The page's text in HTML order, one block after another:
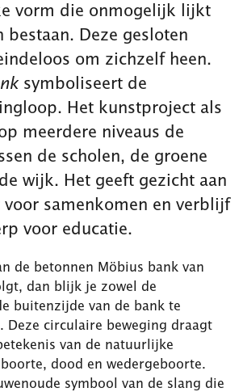
vorm die onmogelijk lijkt
bestaan. Deze gesloten
om zichzelf heen.
symboliseert de
Het kunstproject als
meerdere niveaus de
de scholen, de groene
wijk. Het geeft gezicht aan
samenkomen en verblijf
voor educatie.
de betonnen Möbius bank van
dan blijk je zowel de
buitenzijde van de bank te
Deze circulaire beweging draagt
van de natuurlijke
dood en wedergeboorte.
symbool van de slang die